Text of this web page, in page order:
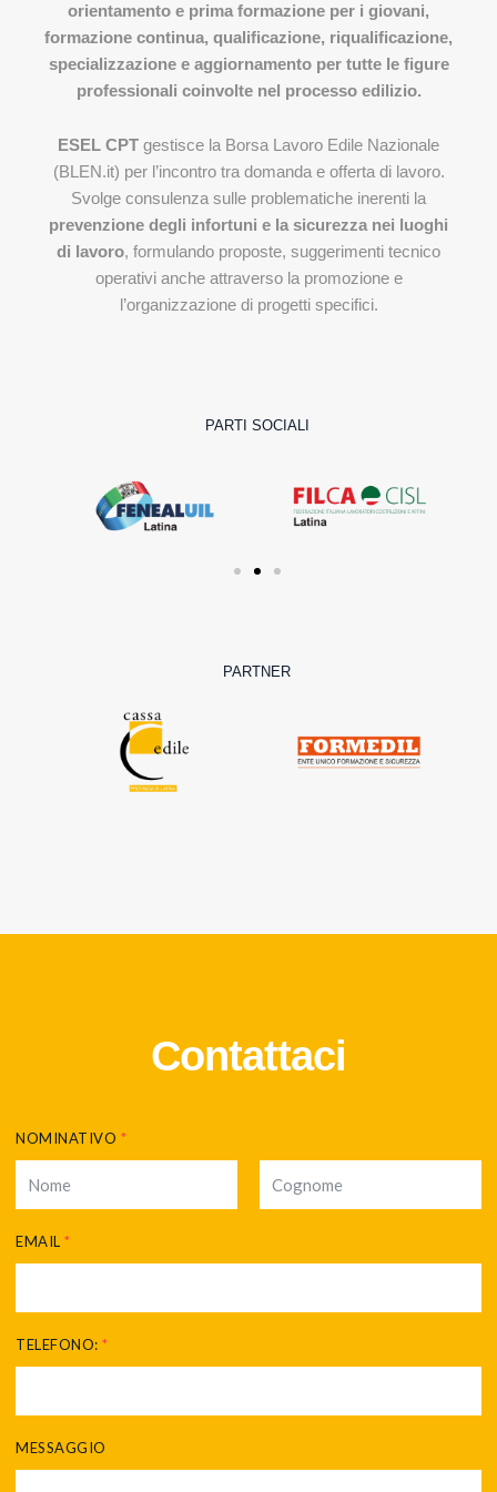
orientamento e prima formazione per i giovani,
formazione continua, qualificazione, riqualificazione,
specializzazione e aggiornamento per tutte le figure
professionali coinvolte nel processo edilizio.
ESEL CPT gestisce la Borsa Lavoro Edile Nazionale
(BLEN.it) per l’incontro tra domanda e offerta di lavoro.
Svolge consulenza sulle problematiche inerenti la
prevenzione degli infortuni e la sicurezza nei luoghi
di lavoro, formulando proposte, suggerimenti tecnico
operativi anche attraverso la promozione e
l’organizzazione di progetti specifici.
PARTI SOCIALI
PARTNER
Contattaci
NOMINATIVO *
EMAIL*
TELEFONO:*
MESSAGGIO